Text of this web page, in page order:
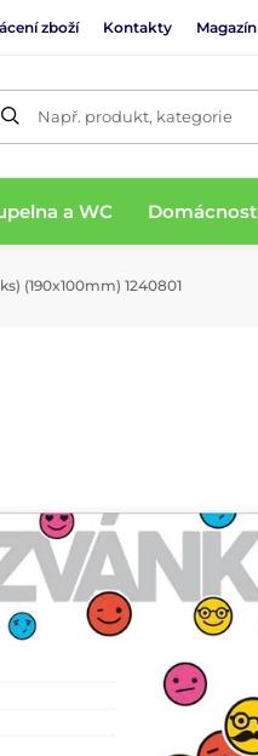
zboží Kontakty Magazín
Např. produkt, kategorie
a WC Domácnost
(190x100mm) 1240801